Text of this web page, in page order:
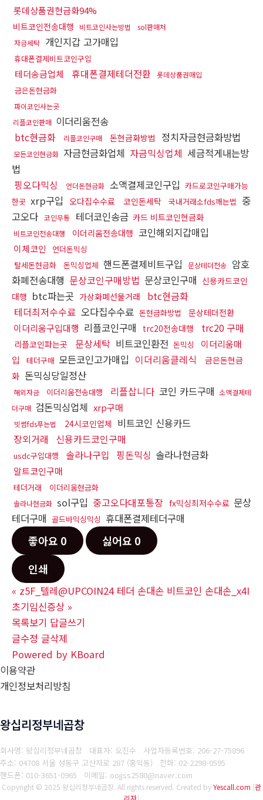
롯데상품권현금화94%
비트코인전송대행 비트코인사는방법
sol판매처
자금세탁 개인지갑 고가매입
휴대폰결제비트코인구입
테더송금업체 휴대폰결제테더전환 롯데상품권매입
금은돈현금화
파이코인사는곳
리플코인판매 이더리움전송
btc현금화
리플코인구매 돈현금화방법 정치자금현금화방법
모든코인현금화 자금현금화업체 자금믹싱업체 세금적게내는방
법
핑오다믹싱
언더돈현금화 소액결제코인구입 카드로코인구매가능
한곳 xrp구입 오다집수수료 코인돈세탁 국내거래소fds깨는법
중
고오다 코인무통 테더코인송금 카드 비트코인현금화
비트코인전송대행 이더리움전송대행 코인해외지갑매입
이체코인
언더돈믹싱
탈세돈현금화
돈믹싱업체 핸드폰결제비트구입 문상테더전송 암호
화폐전송대행 문상코인구매방법 문상코인구매 신용카드코인
대행 btc파는곳 가상화폐선물거래
btc현금화
테더최저수수료 오다집수수료 돈현금화방법 문상테더전환
이더리움구입대행 리플코인구매 trc20전송대행 trc20 구매
리플코인파는곳 문상세탁 비트코인환전 돈믹싱
이더리움매
입
테더구매 모든코인고가매입 이더리움클레식
금은돈현금
화 돈믹싱당일정산
해외자금 이더리움전송대행 리플삽니다 코인 카드구매 소액결제테
더구매 검돈믹싱업체 xrp구매
빗썸fds푸는법 24시코인업체 비트코인 신용카드
장외거래
신용카드코인구매
usdc구입대행 솔라나구입 핑돈믹싱 솔라나현금화
알트코인구매
테더거래 이더리움현금화
솔라나현금화 sol구입 중고오다대포통장 fx믹싱최저수수료 문상
테더구매 골드바믹싱믹싱 휴대폰결제테더구매
좋아요 0 싫어요 0
인쇄
« z5F_텔레@UPCOIN24 테더 손대손 비트코인 손대손_x4I
초기임신증상 »
목록보기 답글쓰기
글수정 글삭제
Powered by KBoard
이용약관
개인정보처리방침
왕십리정부네곱창
회사명: 왕십리정부네곱창 대표자: 오진수 사업자등록번호: 206-27-75896
주소: 04708 서울 성동구 고산자로 287 (홍익동) 전화: 02-2298-0595
핸드폰: 010-3651-0965
이메일: oojjss2580@naver.com
Copyright © 2025 왕십리정부네곱창. All rights reserved. Created byYescall.com [관
리자]